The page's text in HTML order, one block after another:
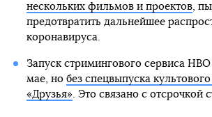
нескольких фильмов и проектов,
предотвратить дальнейшее
коронавируса.
Запуск стримингового сервиса
мае, но без спецвыпуска
«Друзья». Это связано с отсрочкой